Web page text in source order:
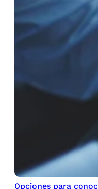
Opciones para